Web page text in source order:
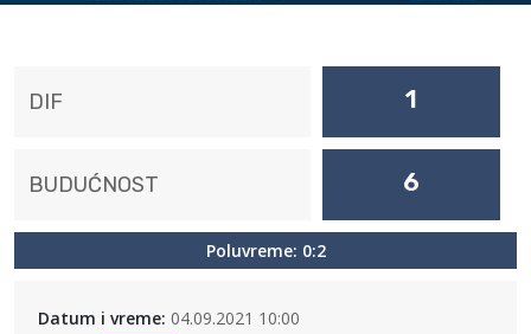
DIF 1
BUDUĆNOST 6
Poluvreme: 0:2
Datum i vreme: 04.09.2021 10:00